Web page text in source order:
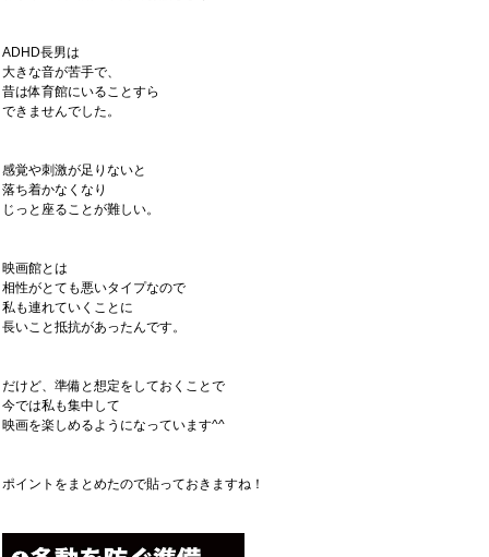
ADHD長男は
大きな音が苦手で、
昔は体育館にいることすら
できませんでした。
感覚や刺激が足りないと
落ち着かなくなり
じっと座ることが難しい。
映画館とは
相性がとても悪いタイプなので
私も連れていくことに
長いこと抵抗があったんです。
だけど、準備と想定をしておくことで
今では私も集中して
映画を楽しめるようになっています^^
ポイントをまとめたので貼っておきますね！